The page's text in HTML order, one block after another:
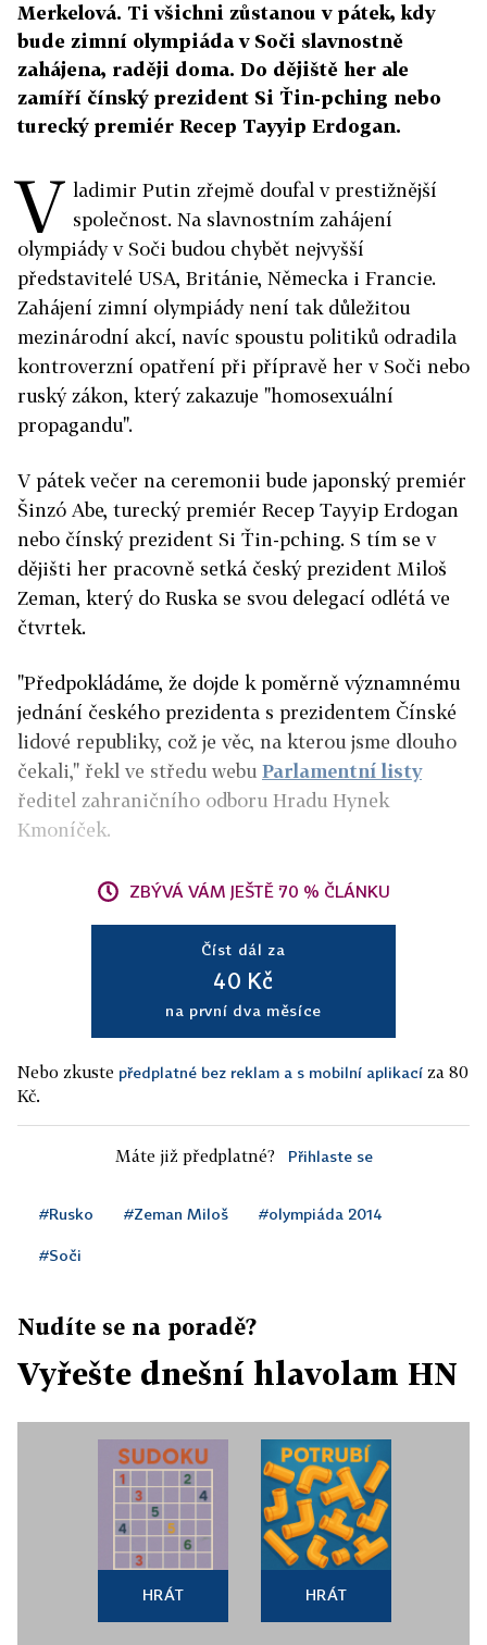
Merkelová. Ti všichni zůstanou v pátek, kdy
bude zimní olympiáda v Soči slavnostně
zahájena, raději doma. Do dějiště her ale
zamíří čínský prezident Si Ťin-pching nebo
turecký premiér Recep Tayyip Erdogan.
V ladimir Putin zřejmě doufal v prestižnější
společnost. Na slavnostním zahájení
olympiády v Soči budou chybět nejvyšší
představitelé USA, Británie, Německa i Francie.
Zahájení zimní olympiády není tak důležitou
mezinárodní akcí, navíc spoustu politiků odradila
kontroverzní opatření při přípravě her v Soči nebo
ruský zákon, který zakazuje "homosexuální
propagandu".
V pátek večer na ceremonii bude japonský premiér
Šinzó Abe, turecký premiér Recep Tayyip Erdogan
nebo čínský prezident Si Ťin-pching. S tím se v
dějišti her pracovně setká český prezident Miloš
Zeman, který do Ruska se svou delegací odlétá ve
čtvrtek.
"Předpokládáme, že dojde k poměrně významnému
jednání českého prezidenta s prezidentem Čínské
lidové republiky, což je věc, na kterou jsme dlouho
čekali," řekl ve středu webu Parlamentní listy
ředitel zahraničního odboru Hradu Hynek
Kmoníček.
ZBÝVÁ VÁM JEŠTĚ 70 % ČLÁNKU
Číst dál za
40 Kč
na první dva měsíce
Nebo zkuste předplatné bez reklam a s mobilní aplikací za 80
Kč.
Máte již předplatné? Přihlaste se
#Rusko #Zeman Miloš #olympiáda 2014
#Soči
Nudíte se na poradě?
Vyřešte dnešní hlavolam HN
HRÁT HRÁT